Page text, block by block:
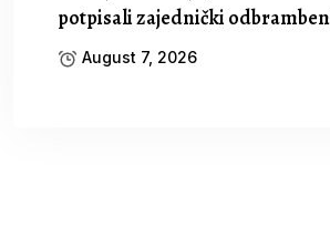
potpisali zajednički
August 7, 2026